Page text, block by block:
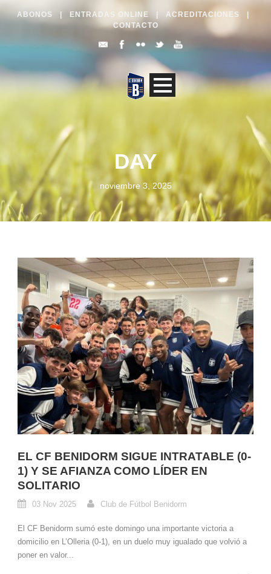
ABONOS ENTRADAS ONLINE ACREDITACIONES
CONTACTO
DAY
noviembre 3, 2025
EL CF BENIDORM SIGUE INTRATABLE (0-
1) Y SE AFIANZA COMO LÍDER EN
SOLITARIO
03 Nov 2025 Club de Fútbol Benidorm
El CF Benidorm sumó este domingo una importante victoria a
domicilio en L’Olleria (0-1), en un duelo muy igualado que volvió a
poner en valor...